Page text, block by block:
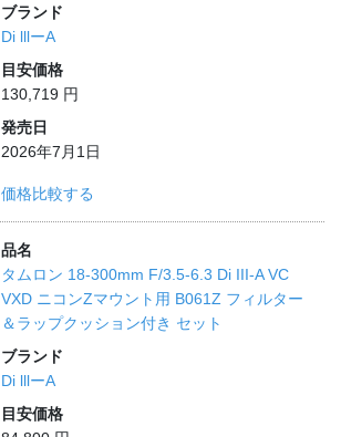
ブランド
Di lllーA
目安価格
130,719 円
発売日
2026年7月1日
価格比較する
品名
タムロン 18-300mm F/3.5-6.3 Di III-A VC
VXD ニコンZマウント用 B061Z フィルター
＆ラップクッション付き セット
ブランド
Di lllーA
目安価格